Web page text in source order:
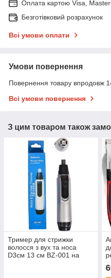
Оплата картою Visa,
Безготівковий розрахунок
Всі умови оплати
Умови повернення
Повернення товару впродовж
Всі умови повернення
З цим товаром також
Тример для стрижки
волосся з вух та носа
D3см 13 см BZ-001 на